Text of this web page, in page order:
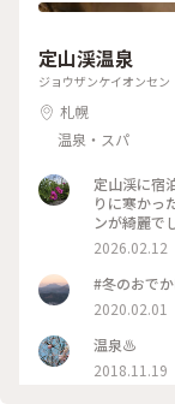
定山渓温泉
ジョウザンケイオンセン
札幌
温泉・スパ
定山渓に宿
りに寒かっ
ンが綺麗でした。 帰りに翠山亭さんの中に
さんでお土
とが できました☺️ #定山渓#イルミネーシ
温泉#優雅
2026.02.12
#冬のおで
2020.02.01
温泉♨
2018.11.19